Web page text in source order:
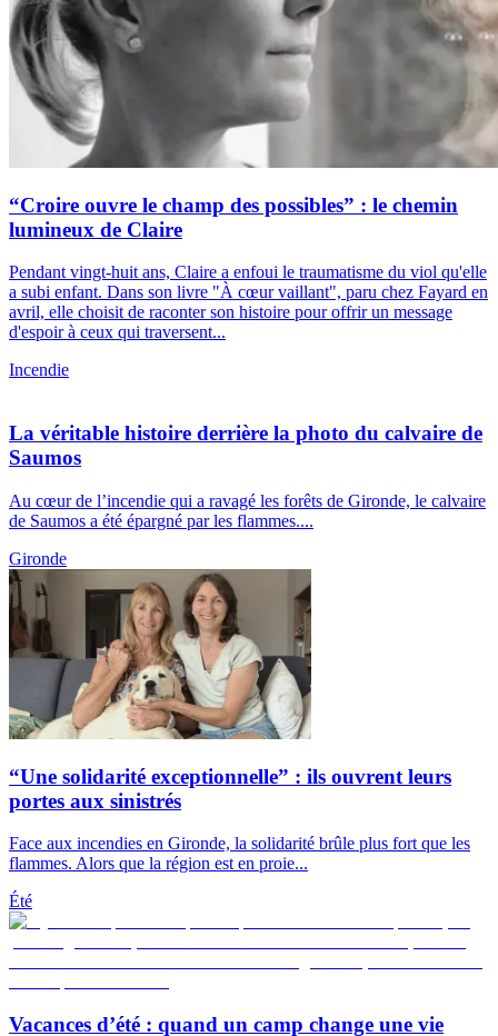
“Croire ouvre le champ des possibles” : le chemin
lumineux de Claire
Pendant vingt-huit ans, Claire a enfoui le traumatisme du viol qu'elle
a subi enfant. Dans son livre "À cœur vaillant", paru chez Fayard en
avril, elle choisit de raconter son histoire pour offrir un message
d'espoir à ceux qui traversent...
Incendie
La véritable histoire derrière la photo du calvaire de
Saumos
Au cœur de l’incendie qui a ravagé les forêts de Gironde, le calvaire
de Saumos a été épargné par les flammes....
Gironde
“Une solidarité exceptionnelle” : ils ouvrent leurs
portes aux sinistrés
Face aux incendies en Gironde, la solidarité brûle plus fort que les
flammes. Alors que la région est en proie...
Été
Vacances d’été : quand un camp change une vie